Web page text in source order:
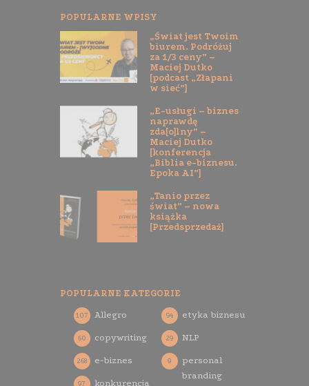
POPULARNE WPISY
„Świat jest Twoim
biurem. Podróżuj
za 1/3 ceny” –
Maciej Dutko
[podcast „Złapani
w sieć”]
„E-usługi – biznes
naprawdę
zda[o]lny” –
Maciej Dutko
[konferencja
„Biblia e-biznesu.
Epoka AI”]
„Tanio przez
świat” – nowa
książka
[Przedsprzedaż]
POPULARNE KATEGORIE
Allegro
107
copywriting
60
e-biznes
268
konkurencja
97
etyka biznesu
94
NLP
29
personal
branding
9